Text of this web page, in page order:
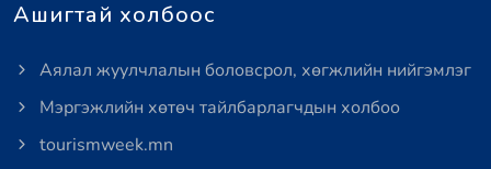
Ашигтай холбоос
Аялал жуулчлалын боловсрол, хөгжлийн нийгэмлэг
Мэргэжлийн хөтөч тайлбарлагчдын холбоо
tourismweek.mn